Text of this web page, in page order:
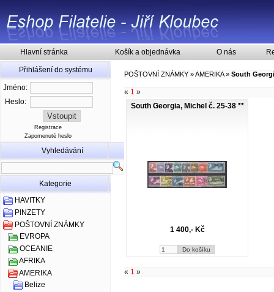
Hlavní stránka Košík a objednávka O nás
Přihlášení do systému
Jméno:
Heslo:
Registrace
Zapomenuté heslo
Vyhledávání
Kategorie
HAVITKY
PINZETY
POŠTOVNÍ ZNÁMKY
EVROPA
OCEANIE
AFRIKA
AMERIKA
Belize
POŠTOVNÍ ZNÁMKY »AMERIKA» South
« 1 »
South Georgia, Michel č. 25-38 **
1 400,- Kč
« 1 »